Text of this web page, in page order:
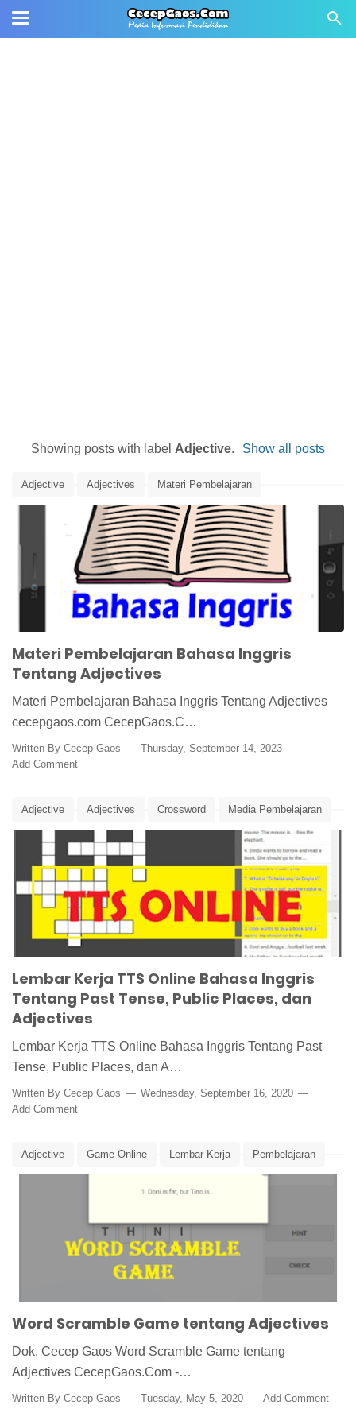
Showing posts with label Adjective. Show all posts
Adjective Adjectives Materi Pembelajaran
Materi Pembelajaran Bahasa Inggris Ringkasan Materi
Materi Pembelajaran Bahasa Inggris
Tentang Adjectives
Materi Pembelajaran Bahasa Inggris Tentang Adjectives
cecepgaos.com CecepGaos.C…
Written By Cecep Gaos
Thursday, September 14, 2023
Add Comment
Adjective Adjectives Crossword Media Pembelajaran
TTS Online
Lembar Kerja TTS Online Bahasa Inggris
Tentang Past Tense, Public Places, dan
Adjectives
Lembar Kerja TTS Online Bahasa Inggris Tentang Past
Tense, Public Places, dan A…
Written By Cecep Gaos
Wednesday, September 16, 2020
Add Comment
Adjective Game Online Lembar Kerja Pembelajaran
Word Scramble Game tentang Adjectives
Dok. Cecep Gaos Word Scramble Game tentang
Adjectives CecepGaos.Com -…
Written By Cecep Gaos Tuesday, May 5, 2020 Add Comment